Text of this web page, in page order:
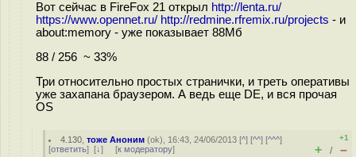
Вот сейчас в FireFox 21 открыл http://lenta.ru/
https://www.opennet.ru/ http://redmine.rfremix.ru/projects - и
about:memory - уже показывает 88Мб
88 / 256 ~ 33%
Три относительно простых странички, и треть оперативы
уже захапана браузером. А ведь еще DE, и вся прочая
OS
4.130 ,тоже Аноним (ok), 16:43, 24/06/2013 [^] [^^] [^^^]
[ответить] [↓] [к модератору]
+1
+ / –